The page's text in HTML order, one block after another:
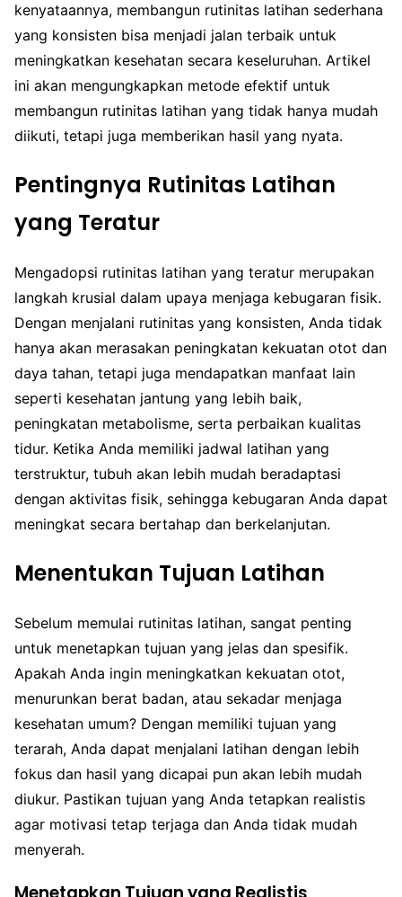
kenyataannya, membangun rutinitas latihan sederhana
yang konsisten bisa menjadi jalan terbaik untuk
meningkatkan kesehatan secara keseluruhan. Artikel
ini akan mengungkapkan metode efektif untuk
membangun rutinitas latihan yang tidak hanya mudah
diikuti, tetapi juga memberikan hasil yang nyata.
Pentingnya Rutinitas Latihan
yang Teratur
Mengadopsi rutinitas latihan yang teratur merupakan
langkah krusial dalam upaya menjaga kebugaran fisik.
Dengan menjalani rutinitas yang konsisten, Anda tidak
hanya akan merasakan peningkatan kekuatan otot dan
daya tahan, tetapi juga mendapatkan manfaat lain
seperti kesehatan jantung yang lebih baik,
peningkatan metabolisme, serta perbaikan kualitas
tidur. Ketika Anda memiliki jadwal latihan yang
terstruktur, tubuh akan lebih mudah beradaptasi
dengan aktivitas fisik, sehingga kebugaran Anda dapat
meningkat secara bertahap dan berkelanjutan.
Menentukan Tujuan Latihan
Sebelum memulai rutinitas latihan, sangat penting
untuk menetapkan tujuan yang jelas dan spesifik.
Apakah Anda ingin meningkatkan kekuatan otot,
menurunkan berat badan, atau sekadar menjaga
kesehatan umum? Dengan memiliki tujuan yang
terarah, Anda dapat menjalani latihan dengan lebih
fokus dan hasil yang dicapai pun akan lebih mudah
diukur. Pastikan tujuan yang Anda tetapkan realistis
agar motivasi tetap terjaga dan Anda tidak mudah
menyerah.